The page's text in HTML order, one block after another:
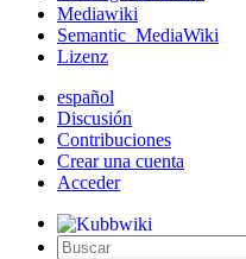
Mediawiki
Semantic_MediaWiki
Lizenz
español
Discusión
Contribuciones
Crear una cuenta
Acceder